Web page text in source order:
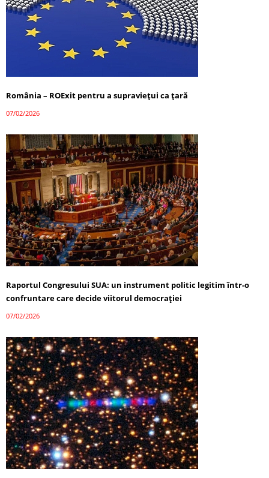
România – ROExit pentru a supraviețui ca țară
07/02/2026
Raportul Congresului SUA: un instrument politic legitim într-o
confruntare care decide viitorul democrației
07/02/2026